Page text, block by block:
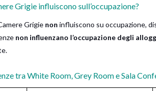
Grigie influiscono sull’occupazione?
Grigie non influiscono su occupazione,
non influenzano l’occupazione degli
tra White Room, Grey Room e Sala